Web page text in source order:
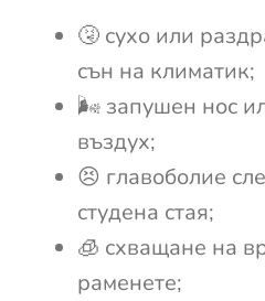
🤧 сухо или
сън на климатик;
🌬️ запушен нос
въздух;
😣 главоболие
студена стая;
🧊 схващане на
раменете;